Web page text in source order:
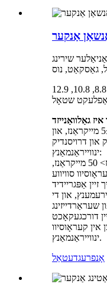
אַנקער
שירינג
פּראָסט 4.9 און 8.8, 10.8, 12.9
די גרעב פון גאַלוואַנייזד קאָוטינג איז ≥5 מייקראַנז, און
און דרויסנדיק
ינווייראַנמאַנץ:
די גרעב פון גאַלוואַנייזד קאָוטינג איז> 50 מייקראַנז,
אַפּגריידיד
און די
שעראַרדייזינג
אין קעראָוסיוו
ינווייראַנמאַנץ.
אָנפרעגדעטאַל